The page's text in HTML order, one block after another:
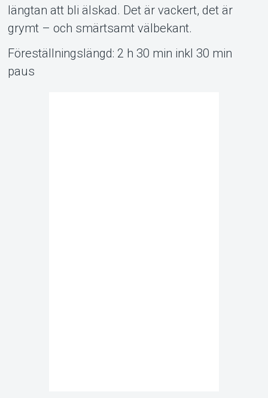
längtan att bli älskad. Det är vackert, det är
grymt – och smärtsamt välbekant.
Föreställningslängd: 2 h 30 min inkl 30 min
paus